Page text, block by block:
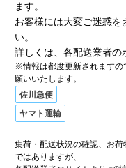
ます。
お客様には大変ご迷惑を
い。
詳しくは、各配送業者の
※情報は都度更新されますの
願いいたします。
佐川急便
ヤマト運輸
集荷・配送状況の確認、お
ではありますが、